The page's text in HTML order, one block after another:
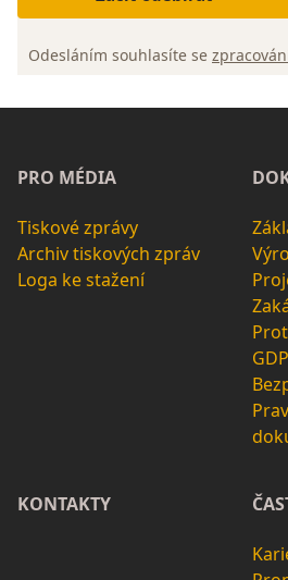
Odesláním souhlasíte se
PRO MÉDIA
Tiskové zprávy
Archiv tiskových zpráv
Loga ke stažení
KONTAKTY